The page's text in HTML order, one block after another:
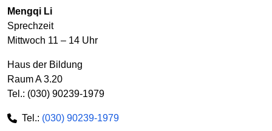
Mengqi Li
Sprechzeit
Mittwoch 11 – 14 Uhr
Haus der Bildung
Raum A 3.20
Tel.: (030) 90239-1979
Tel.: (030) 90239-1979